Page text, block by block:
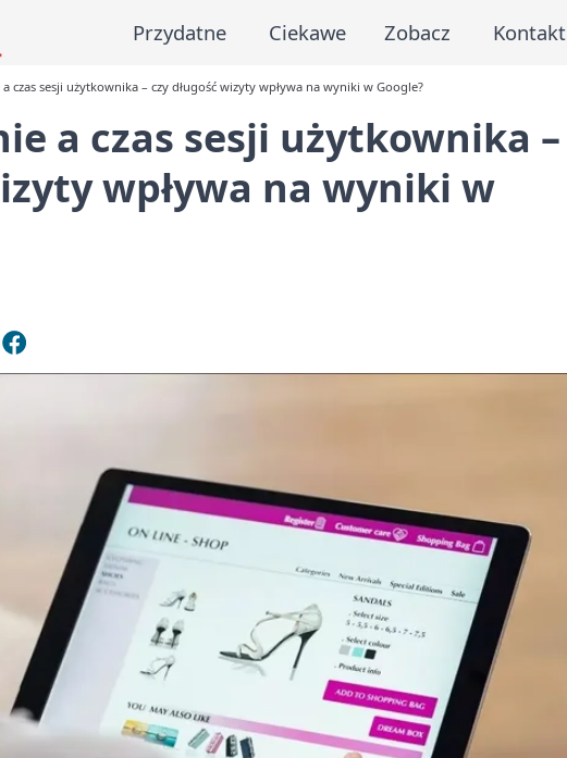
Przydatne Ciekawe Zobacz Kontakt
czas sesji użytkownika – czy długość wizyty wpływa na wyniki w Google?
a czas sesji użytkownika –
wpływa na wyniki w